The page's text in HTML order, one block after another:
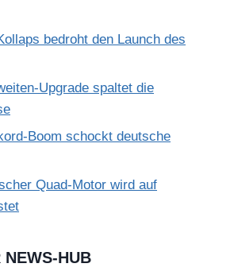
bedroht den Launch des
Upgrade spaltet die
Boom schockt deutsche
Quad-Motor wird auf
NEWS-HUB